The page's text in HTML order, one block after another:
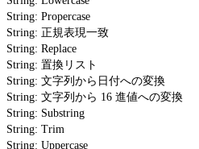
String: Propercase
String: 正規表現一致
String: Replace
String: 置換リスト
String: 文字列から日付への変換
String: 文字列から 16 進値への変換
String: Substring
String: Trim
String: Uppercase